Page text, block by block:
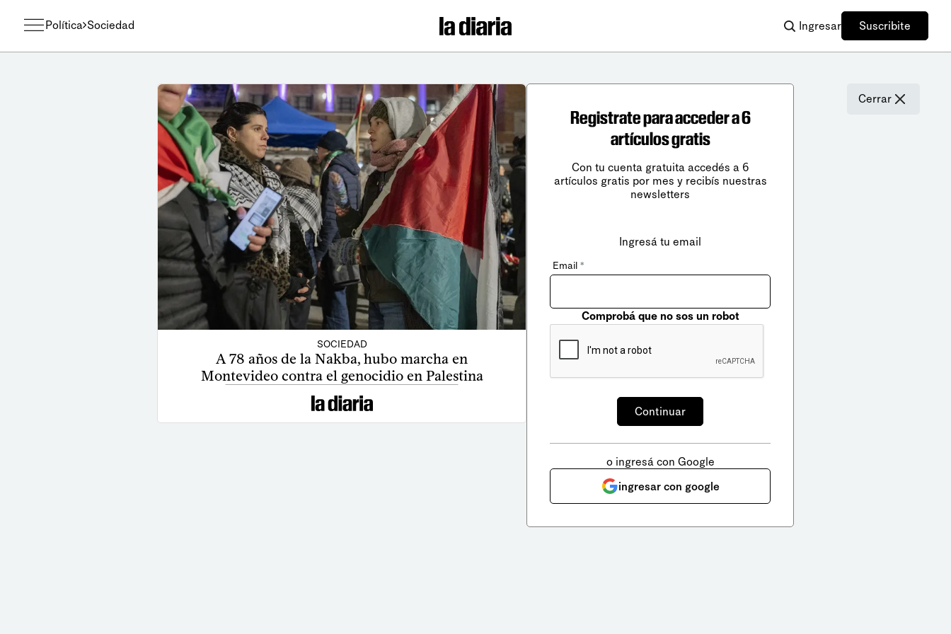
Política Sociedad Ingresar Suscribite
SOCIEDAD
A 78 años de la Nakba, hubo marcha en
Montevideo contra el genocidio en Palestina
Cerrar
Registrate para acceder a 6
artículos gratis
Con tu cuenta gratuita accedés a 6
artículos gratis por mes y recibís nuestras
newsletters
Ingresá tu email
Email *
Comprobá que no sos un robot
o ingresá con Google
ingresar con google